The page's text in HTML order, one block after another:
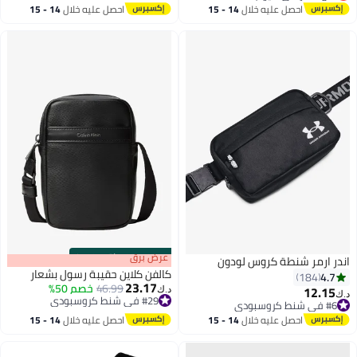
أقل سعر في 7 يوماحصل عليه خلال 14 - 15
اغسطس
احصل عليه خلال 14 - 15
اغسطس
اندر ارمر شنطة كروس لودون
4.7
184
د.ك‏12.15
#6 في شنط كروسبودي
#6 في شنط كروسبودي احصل عليه خلال 14 - 15
00m:00s
·باقي 100% عرض برق
كالفن كلاين حقيبة رسول بشعار
د.ك‏23.17
46.99خصم 50%
#29 في شنط كروسبودي
#29 في شنط كروسبودي احصل عليه خلال 14 - 15